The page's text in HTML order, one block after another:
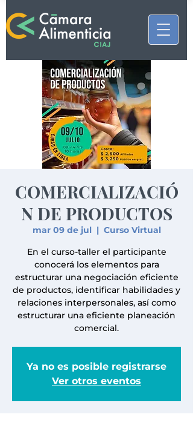
COMERCIALIZACIÓ
N DE PRODUCTOS
mar 09 de jul
  |
Curso Virtual
En el curso-taller el participante
conocerá los elementos para
estructurar una negociación eficiente
de productos, identificar habilidades y
relaciones interpersonales, así como
estructurar una eficiente planeación
comercial.
Ya no es posible registrarse
Ver otros eventos